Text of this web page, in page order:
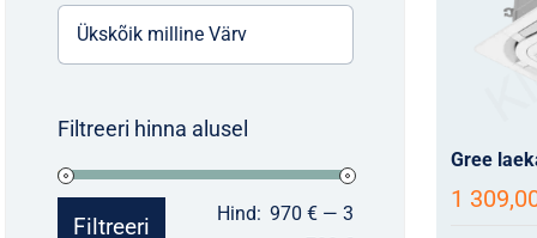
Filtreeri hinna alusel
Minimaalne
Maksimaalne
Filtreeri Hind: 970 €— 3
Gree
1